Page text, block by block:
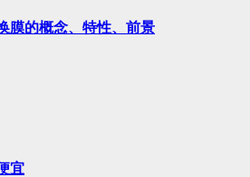
膜的概念、特性、前景
宜